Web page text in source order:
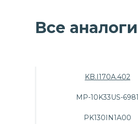
Все
KB.I170A.402
MP-10K33US-6981
PK130IN1A00